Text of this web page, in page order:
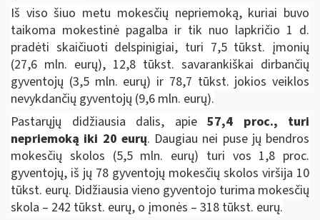
Iš viso šiuo metu mokesčių nepriemoką, kuriai buvo
taikoma mokestinė pagalba ir tik nuo lapkričio 1 d.
pradėti skaičiuoti delspinigiai, turi 7,5 tūkst. įmonių
(27,6 mln. eurų), 12,8 tūkst. savarankiškai dirbančių
gyventojų (3,5 mln. eurų) ir 78,7 tūkst. jokios veiklos
nevykdančių gyventojų (9,6 mln. eurų).
Pastarųjų didžiausia dalis, apie 57,4 proc., turi
nepriemoką iki 20 eurų. Daugiau nei puse jų bendros
mokesčių skolos (5,5 mln. eurų) turi vos 1,8 proc.
gyventojų, iš jų 78 gyventojų mokesčių skolos viršija 10
tūkst. eurų. Didžiausia vieno gyventojo turima mokesčių
skola – 242 tūkst. eurų, o įmonės – 318 tūkst. eurų.